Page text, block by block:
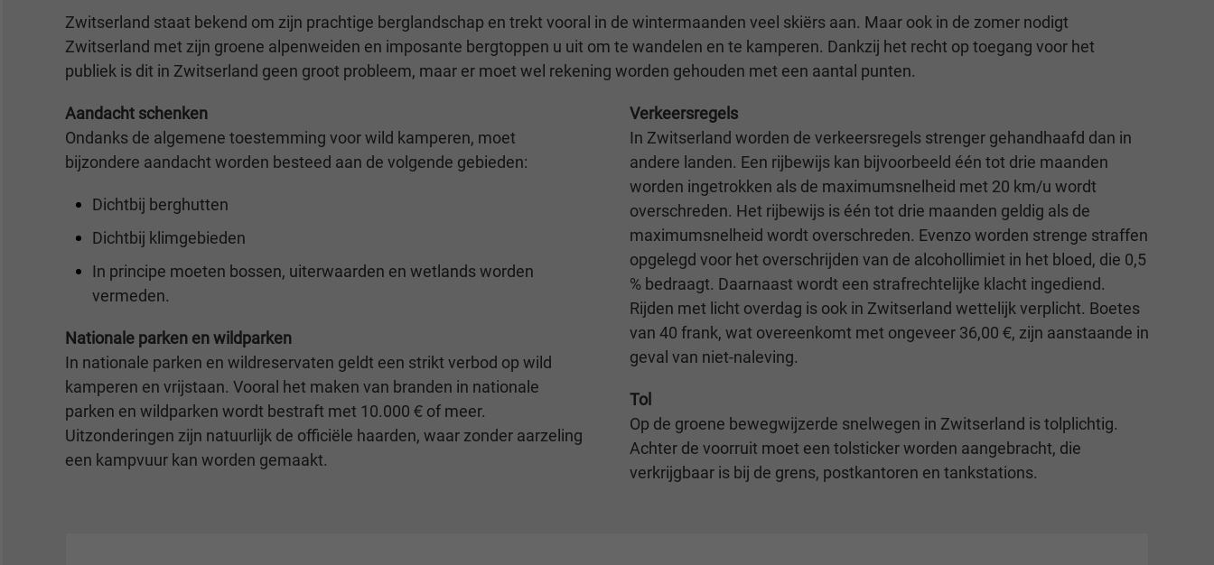
Zwitserland staat bekend om zijn prachtige berglandschap en trekt vooral in de wintermaanden veel skiërs aan. Maar ook in de zomer nodigt
Zwitserland met zijn groene alpenweiden en imposante bergtoppen u uit om te wandelen en te kamperen. Dankzij het recht op toegang voor het
publiek is dit in Zwitserland geen groot probleem, maar er moet wel rekening worden gehouden met een aantal punten.
Aandacht schenken
Ondanks de algemene toestemming voor wild kamperen, moet
bijzondere aandacht worden besteed aan de volgende gebieden:
Dichtbij berghutten
Dichtbij klimgebieden
In principe moeten bossen, uiterwaarden en wetlands worden
vermeden.
Nationale parken en wildparken
In nationale parken en wildreservaten geldt een strikt verbod op wild
kamperen en vrijstaan. Vooral het maken van branden in nationale
parken en wildparken wordt bestraft met 10.000 € of meer.
Uitzonderingen zijn natuurlijk de officiële haarden, waar zonder aarzeling
een kampvuur kan worden gemaakt.
Verkeersregels
In Zwitserland worden de verkeersregels strenger gehandhaafd dan in
andere landen. Een rijbewijs kan bijvoorbeeld één tot drie maanden
worden ingetrokken als de maximumsnelheid met 20 km/u wordt
overschreden. Het rijbewijs is één tot drie maanden geldig als de
maximumsnelheid wordt overschreden. Evenzo worden strenge straffen
opgelegd voor het overschrijden van de alcohollimiet in het bloed, die 0,5
% bedraagt. Daarnaast wordt een strafrechtelijke klacht ingediend.
Rijden met licht overdag is ook in Zwitserland wettelijk verplicht. Boetes
van 40 frank, wat overeenkomt met ongeveer 36,00 €, zijn aanstaande in
geval van niet-naleving.
Tol
Op de groene bewegwijzerde snelwegen in Zwitserland is tolplichtig.
Achter de voorruit moet een tolsticker worden aangebracht, die
verkrijgbaar is bij de grens, postkantoren en tankstations.